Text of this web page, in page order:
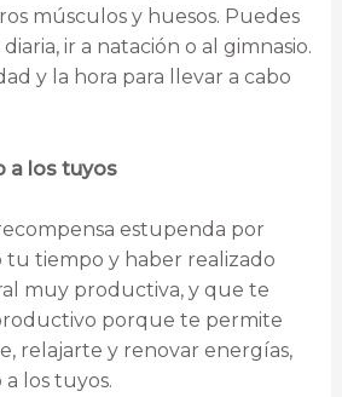
músculos y huesos. Puedes
ir a natación o al gimnasio.
y la hora para llevar a cabo
a los tuyos
estupenda por
tu tiempo y haber realizado
muy productiva, y que te
porque te permite
relajarte y renovar energías,
los tuyos.